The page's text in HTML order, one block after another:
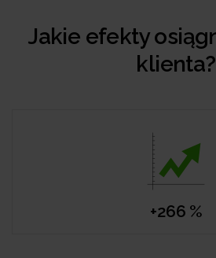
Jakie efekty
klienta?
+266 %